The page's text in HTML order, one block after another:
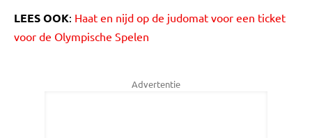
LEES OOK: Haat en nijd op de judomat voor een ticket
voor de Olympische Spelen
Advertentie